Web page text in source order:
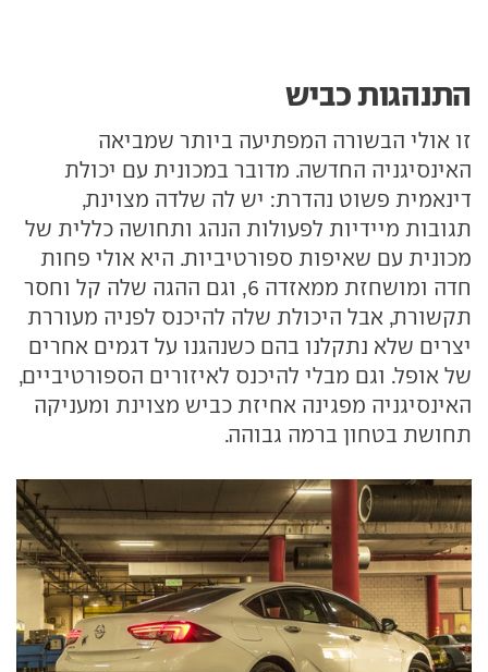
התנהגות כביש
זו אולי הבשורה המפתיעה ביותר שמביאה
האינסיגניה החדשה. מדובר במכונית עם יכולת
דינאמית פשוט נהדרת: יש לה שלדה מצוינת,
תגובות מיידיות לפעולות הנהג ותחושה כללית של
מכונית עם שאיפות ספורטיביות. היא אולי פחות
חדה ומושחזת ממאזדה 6, וגם ההגה שלה קל וחסר
תקשורת, אבל היכולת שלה להיכנס לפניה מעוררת
יצרים שלא נתקלנו בהם כשנהגנו על דגמים אחרים
של אופל. וגם מבלי להיכנס לאיזורים הספורטיביים,
האינסיגניה מפגינה אחיזת כביש מצוינת ומעניקה
תחושת בטחון ברמה גבוהה.